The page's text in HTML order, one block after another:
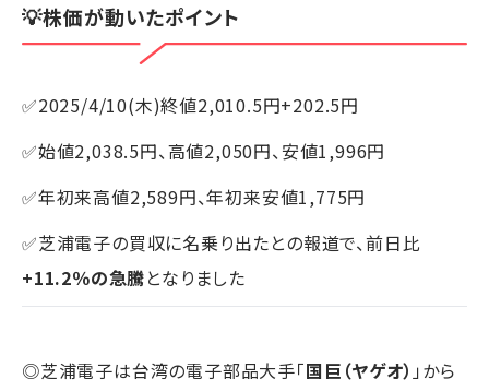
💡株価が動いたポイント
✅2025/4/10(木)終値2,010.5円+202.5円
✅始値2,038.5円、高値2,050円、安値1,996円
✅年初来高値2,589円、年初来安値1,775円
✅芝浦電子の買収に名乗り出たとの報道で、前日比
+11.2％の急騰となりました
◎芝浦電子は台湾の電子部品大手「国巨（ヤゲオ） 」から